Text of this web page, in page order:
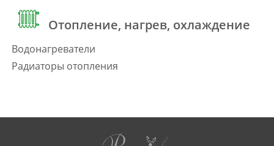
Отопление, нагрев, охлаждение
Водонагреватели
Радиаторы отопления